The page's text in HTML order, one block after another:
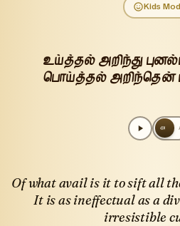
Kids
உய்த்தல் அறிந்து
பொய்த்தல் அறிந்தென்
அ
Of what avail is it to sift all
It is as ineffectual as a
irresistible